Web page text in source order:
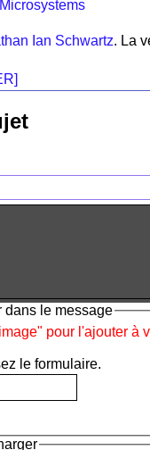
Ian Schwartz. La
dans le message
pour l'ajouter à
le formulaire.